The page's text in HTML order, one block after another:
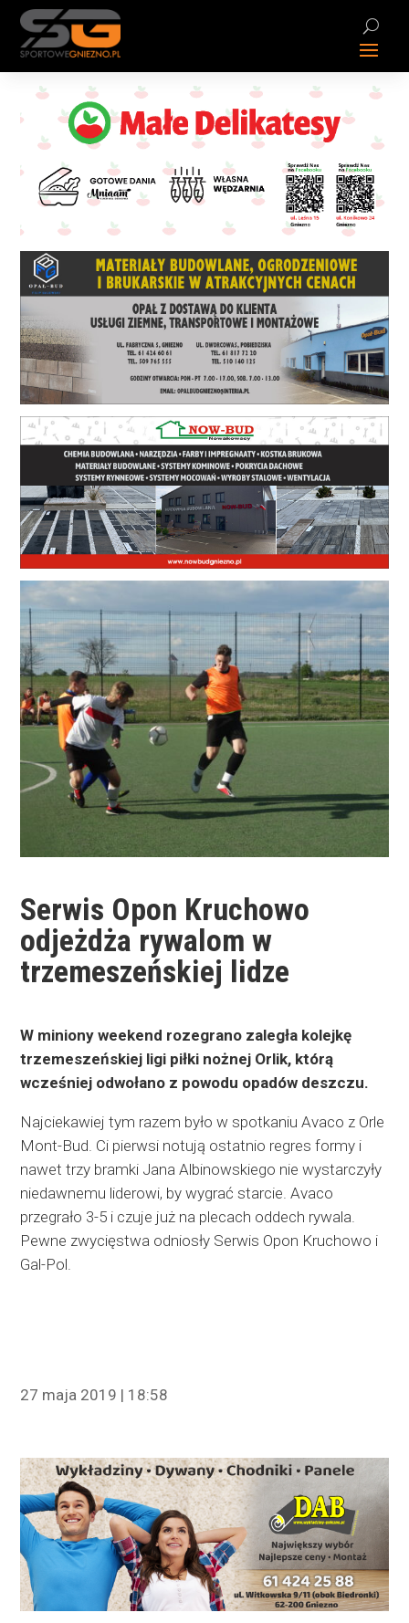
Serwis Opon Kruchowo
odjeżdża rywalom w
trzemeszeńskiej lidze
W miniony weekend rozegrano zaległa kolejkę
trzemeszeńskiej ligi piłki nożnej Orlik, którą
wcześniej odwołano z powodu opadów deszczu.
Najciekawiej tym razem było w spotkaniu Avaco z Orle
Mont-Bud. Ci pierwsi notują ostatnio regres formy i
nawet trzy bramki Jana Albinowskiego nie wystarczyły
niedawnemu liderowi, by wygrać starcie. Avaco
przegrało 3-5 i czuje już na plecach oddech rywala.
Pewne zwycięstwa odniosły Serwis Opon Kruchowo i
Gal-Pol.
27 maja 2019 | 18:58